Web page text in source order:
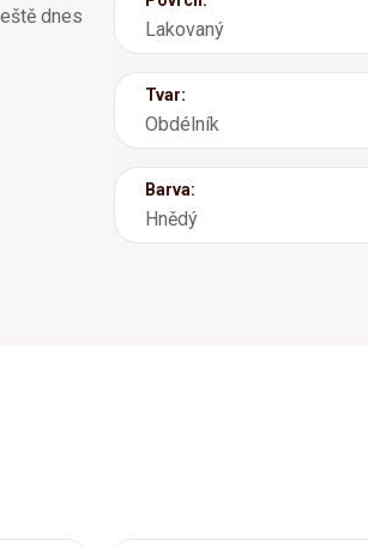
dnes
Lakovaný
Tvar:
Obdélník
Barva:
Hnědý